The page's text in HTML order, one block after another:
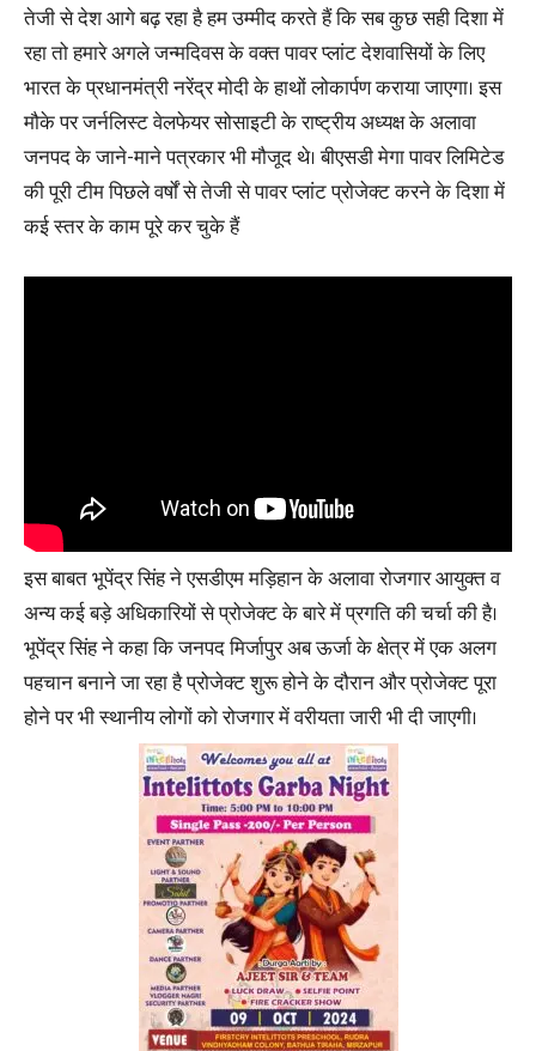
तेजी से देश आगे बढ़ रहा है हम उम्मीद करते हैं कि सब कुछ सही दिशा में
रहा तो हमारे अगले जन्मदिवस के वक्त पावर प्लांट देशवासियों के लिए
भारत के प्रधानमंत्री नरेंद्र मोदी के हाथों लोकार्पण कराया जाएगा। इस
मौके पर जर्नलिस्ट वेलफेयर सोसाइटी के राष्ट्रीय अध्यक्ष के अलावा
जनपद के जाने-माने पत्रकार भी मौजूद थे। बीएसडी मेगा पावर लिमिटेड
की पूरी टीम पिछले वर्षों से तेजी से पावर प्लांट प्रोजेक्ट करने के दिशा में
कई स्तर के काम पूरे कर चुके हैं
इस बाबत भूपेंद्र सिंह ने एसडीएम मड़िहान के अलावा रोजगार आयुक्त व
अन्य कई बड़े अधिकारियों से प्रोजेक्ट के बारे में प्रगति की चर्चा की है।
भूपेंद्र सिंह ने कहा कि जनपद मिर्जापुर अब ऊर्जा के क्षेत्र में एक अलग
पहचान बनाने जा रहा है प्रोजेक्ट शुरू होने के दौरान और प्रोजेक्ट पूरा
होने पर भी स्थानीय लोगों को रोजगार में वरीयता जारी भी दी जाएगी।